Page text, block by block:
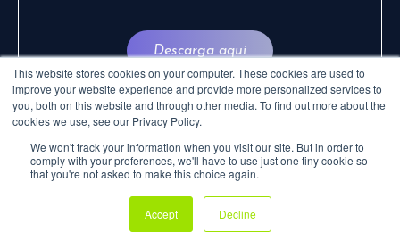
This website stores cookies on your computer. These cookies are used to
improve your website experience and provide more personalized services to
you, both on this website and through other media. To find out more about the
cookies we use, see our Privacy Policy.
We won't track your information when you visit our site. But in order to
comply with your preferences, we'll have to use just one tiny cookie so
that you're not asked to make this choice again.
Accept Decline
Descarga aquí
© 2024 CVCLAVOZ . TODOS LOS DERECHOS
RESERVADOS.